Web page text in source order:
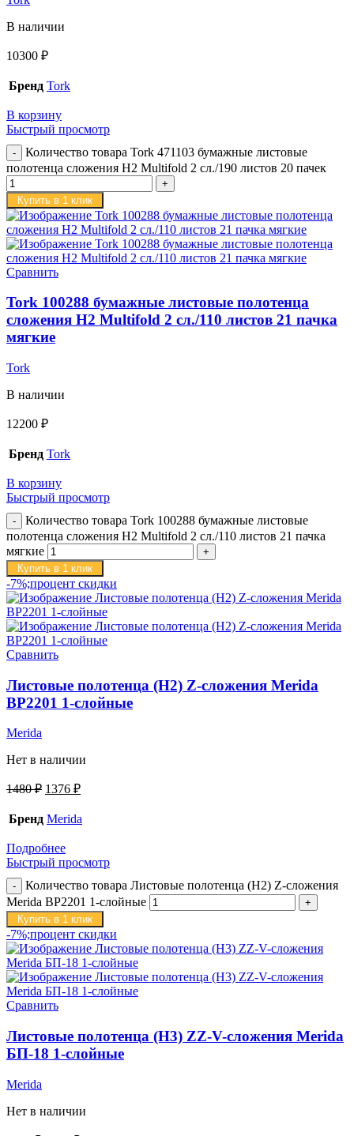
В наличии
10300 ₽
Бренд Tork
В корзину
Быстрый просмотр
Количество товара Tork 471103 бумажные листовые
полотенца сложения H2 Multifold 2 сл./190 листов 20 пачек
Купить в 1 клик
Сравнить
Tork 100288 бумажные листовые полотенца
сложения H2 Multifold 2 сл./110 листов 21 пачка
мягкие
Tork
В наличии
12200 ₽
Бренд Tork
В корзину
Быстрый просмотр
Количество товара Tork 100288 бумажные листовые
полотенца сложения H2 Multifold 2 сл./110 листов 21 пачка
мягкие
Купить в 1 клик
-7%;процент скидки
Сравнить
Листовые полотенца (H2) Z-сложения Merida
BP2201 1-слойные
Merida
Нет в наличии
1480₽ 1376 ₽
Бренд Merida
Подробнее
Быстрый просмотр
Количество товара Листовые полотенца (H2) Z-сложения
Merida BP2201 1-слойные
Купить в 1 клик
-7%;процент скидки
Сравнить
Листовые полотенца (H3) ZZ-V-сложения Merida
БП-18 1-слойные
Merida
Нет в наличии